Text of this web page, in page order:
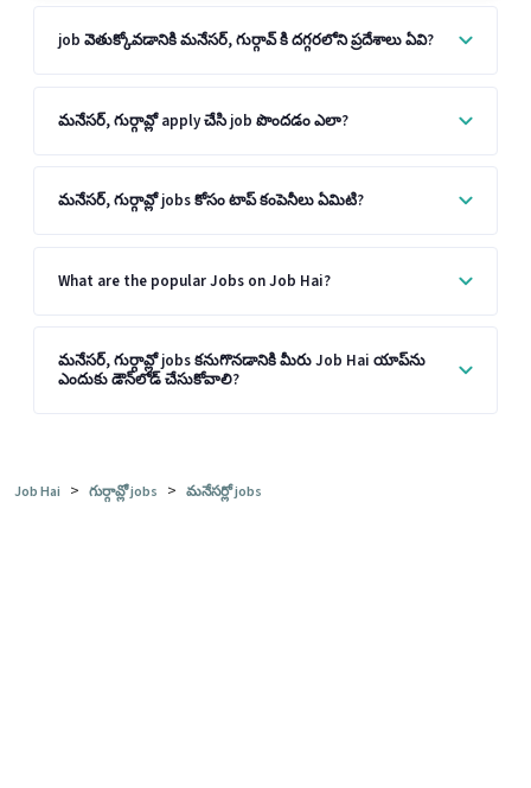
job వెతుక్కోవడానికి మనేసర్, గుర్గావ్ కి దగ్గరలోని ప్రదేశాలు ఏవి?
మనేసర్, గుర్గావ్లో apply చేసి job పొందడం ఎలా?
మనేసర్, గుర్గావ్లో jobs కోసం టాప్ కంపెనీలు ఏమిటి?
What are the popular Jobs on Job Hai?
మనేసర్, గుర్గావ్లో jobs కనుగొనడానికి మీరు Job Hai యాప్‌ను
ఎందుకు డౌన్‌లోడ్ చేసుకోవాలి?
Job Hai > గుర్గావ్లో jobs > మనేసర్లో jobs